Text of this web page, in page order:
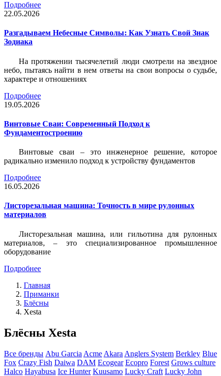
Подробнее
22.05.2026
Разгадываем Небесные Символы: Как Узнать Свой Знак
Зодиака
На протяжении тысячелетий люди смотрели на звездное
небо, пытаясь найти в нем ответы на свои вопросы о судьбе,
характере и отношениях
Подробнее
19.05.2026
Винтовые Сваи: Современный Подход к
Фундаментостроению
Винтовые сваи – это инженерное решение, которое
радикально изменило подход к устройству фундаментов
Подробнее
16.05.2026
Листорезальная машина: Точность в мире рулонных
материалов
Листорезальная машина, или гильотина для рулонных
материалов, – это специализированное промышленное
оборудование
Подробнее
Главная
Приманки
Блёсны
Xesta
Блёсны Xesta
Все бренды Abu Garcia Acme Akara Anglers System Berkley Blue
Fox Crazy Fish Daiwa DAM Ecogear Ecopro Forest Grows culture
Halco Hayabusa Ice Hunter Kuusamo Lucky Craft Lucky John